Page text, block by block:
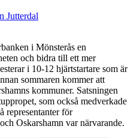
Jutterdal
i Mönsterås en
och bidra till ett mer
i 10-12 hjärtstartare som är
sommaren kommer att
kommuner. Satsningen
som också medverkade
representanter för
Oskarshamn var närvarande.